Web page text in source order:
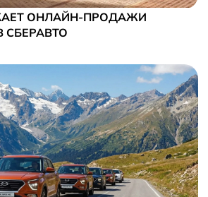
ОНЛАЙН-ПРОДАЖИ
СБЕРАВТО